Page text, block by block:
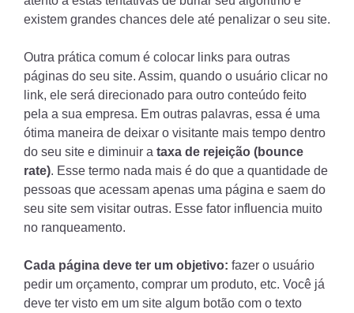
existem grandes chances dele até penalizar o seu site.
Outra prática comum é colocar links para outras
páginas do seu site. Assim, quando o usuário clicar no
link, ele será direcionado para outro conteúdo feito
pela a sua empresa. Em outras palavras, essa é uma
ótima maneira de deixar o visitante mais tempo dentro
do seu site e diminuir a taxa de rejeição (bounce
rate). Esse termo nada mais é do que a quantidade de
pessoas que acessam apenas uma página e saem do
seu site sem visitar outras. Esse fator influencia muito
no ranqueamento.
Cada página deve ter um objetivo: fazer o usuário
pedir um orçamento, comprar um produto, etc. Você já
deve ter visto em um site algum botão com o texto